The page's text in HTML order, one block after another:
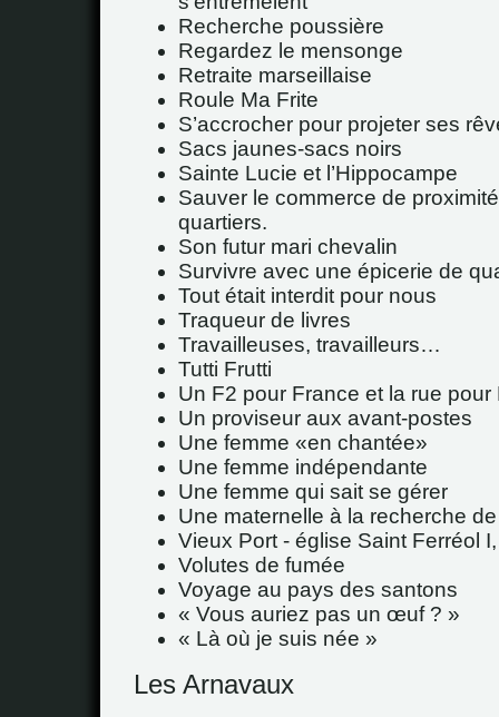
Recherche poussière
Regardez le mensonge
Retraite marseillaise
Roule Ma Frite
S’accrocher pour projeter ses
Sacs jaunes-sacs noirs
Sainte Lucie et l’Hippocampe
Sauver le commerce de
quartiers.
Son futur mari chevalin
Survivre avec une épicerie de
Tout était interdit pour nous
Traqueur de livres
Travailleuses, travailleurs…
Tutti Frutti
Un F2 pour France et la rue pour
Un proviseur aux avant-postes
Une femme
en chantée
Une femme indépendante
Une femme qui sait se gérer
Une maternelle à la recherche
Vieux Port - église Saint Ferréol
Volutes de fumée
Voyage au pays des santons
« Vous auriez pas un œuf ? »
« Là où je suis née »
Les Arnavaux